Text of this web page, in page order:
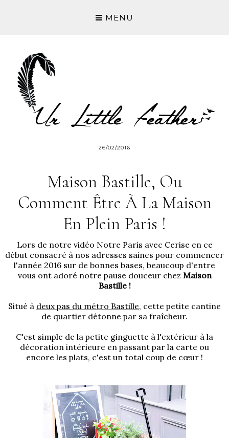
MENU
26/02/2016
Maison Bastille, Ou
Comment Être À La Maison
En Plein Paris !
Lors de notre vidéo Notre Paris avec Cerise en ce
début consacré à nos adresses saines pour commencer
l'année 2016 sur de bonnes bases, beaucoup d'entre
vous ont adoré notre pause douceur chez Maison
Bastille !
Situé à deux pas du métro Bastille, cette petite cantine
de quartier détonne par sa fraîcheur.
C'est simple de la petite ginguette à l'extérieur à la
décoration intérieure en passant par la carte ou
encore les plats, c'est un total coup de cœur !